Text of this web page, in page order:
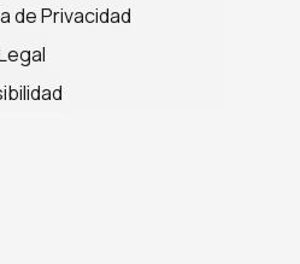
de Privacidad